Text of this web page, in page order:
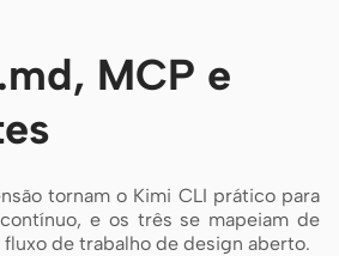
MCP e
tornam o Kimi CLI prático para
e os três se mapeiam de
de trabalho de design aberto.